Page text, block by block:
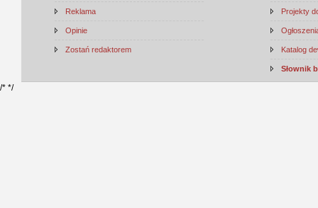
Reklama
Opinie
Zostań redaktorem
Projekty
Katalog
Słownik
/* */